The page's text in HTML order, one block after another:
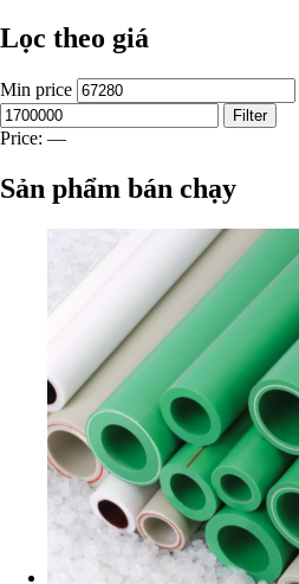
Lọc theo giá
Min price
Filter
Price: —
Sản phẩm bán chạy